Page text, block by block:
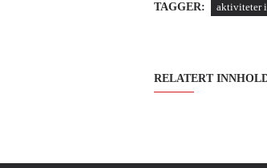
TAGGER: aktiviteter
RELATERT